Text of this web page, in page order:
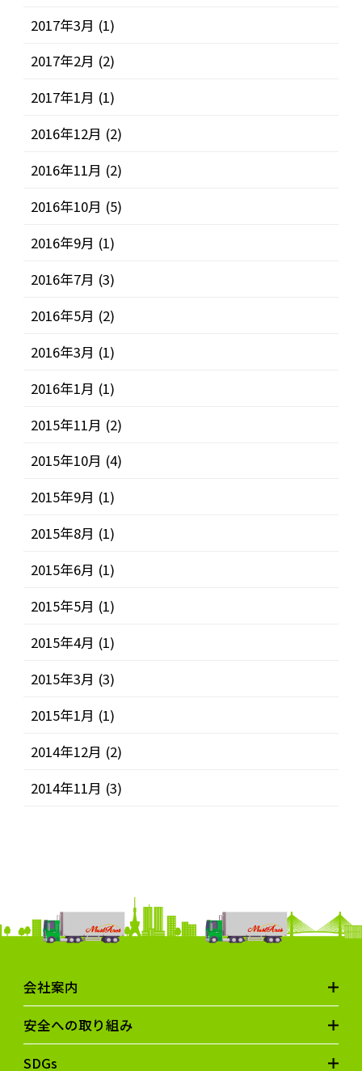
2017年3月 (1)
2017年2月 (2)
2017年1月 (1)
2016年12月 (2)
2016年11月 (2)
2016年10月 (5)
2016年9月 (1)
2016年7月 (3)
2016年5月 (2)
2016年3月 (1)
2016年1月 (1)
2015年11月 (2)
2015年10月 (4)
2015年9月 (1)
2015年8月 (1)
2015年6月 (1)
2015年5月 (1)
2015年4月 (1)
2015年3月 (3)
2015年1月 (1)
2014年12月 (2)
2014年11月 (3)
会社案内
安全への取り組み
SDGs